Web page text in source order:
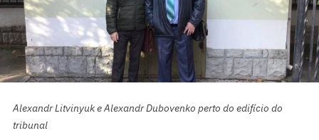
Alexandr Litvinyuk e Alexandr Dubovenko perto do edifício do
tribunal